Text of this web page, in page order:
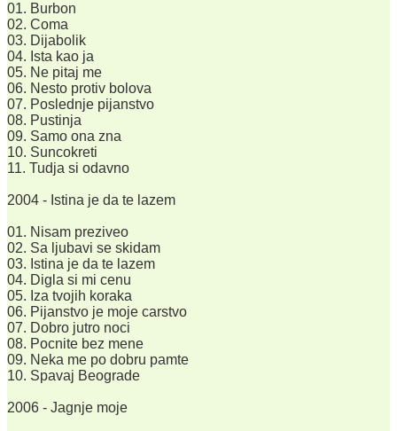
01. Burbon
02. Coma
03. Dijabolik
04. Ista kao ja
05. Ne pitaj me
06. Nesto protiv bolova
07. Poslednje pijanstvo
08. Pustinja
09. Samo ona zna
10. Suncokreti
11. Tudja si odavno
2004 - Istina je da te lazem
01. Nisam preziveo
02. Sa ljubavi se skidam
03. Istina je da te lazem
04. Digla si mi cenu
05. Iza tvojih koraka
06. Pijanstvo je moje carstvo
07. Dobro jutro noci
08. Pocnite bez mene
09. Neka me po dobru pamte
10. Spavaj Beograde
2006 - Jagnje moje